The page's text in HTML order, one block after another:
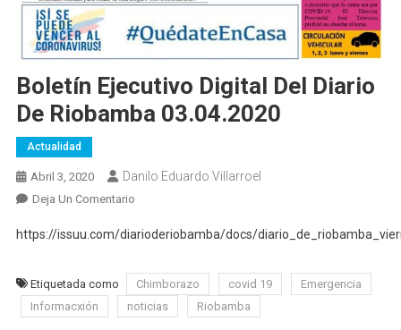
Boletín Ejecutivo Digital Del Diario
De Riobamba 03.04.2020
Actualidad
Abril 3, 2020 Danilo Eduardo Villarroel
Deja Un ComentarioEn
Ejecutivo
Del
Diario
De
https://issuu.com/diarioderiobamba/docs/
Etiquetada como Chimborazo covid 19
Emergencia
Informacxión
noticias Riobamba